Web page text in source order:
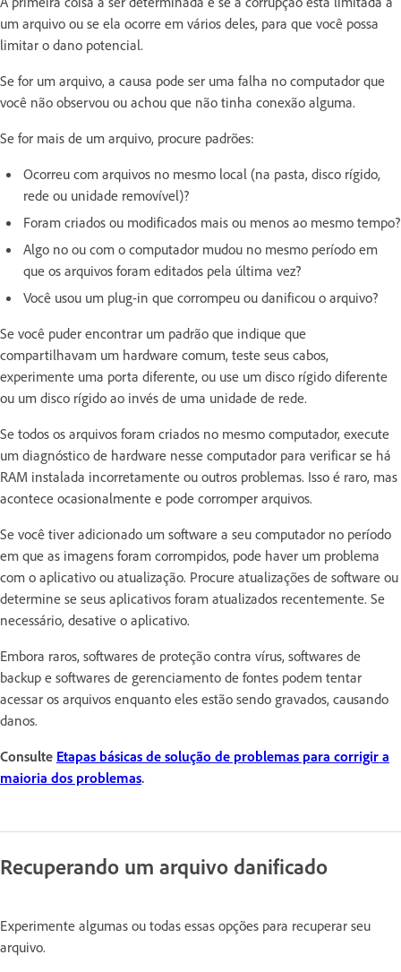
um arquivo ou se ela ocorre em vários deles, para que você possa
limitar o dano potencial.
Se for um arquivo, a causa pode ser uma falha no computador que
você não observou ou achou que não tinha conexão alguma.
Se for mais de um arquivo, procure padrões:
Ocorreu com arquivos no mesmo local (na pasta, disco rígido,
rede ou unidade removível)?
Foram criados ou modificados mais ou menos ao mesmo tempo?
Algo no ou com o computador mudou no mesmo período em
que os arquivos foram editados pela última vez?
Você usou um plug-in que corrompeu ou danificou o arquivo?
Se você puder encontrar um padrão que indique que
compartilhavam um hardware comum, teste seus cabos,
experimente uma porta diferente, ou use um disco rígido diferente
ou um disco rígido ao invés de uma unidade de rede.
Se todos os arquivos foram criados no mesmo computador, execute
um diagnóstico de hardware nesse computador para verificar se há
RAM instalada incorretamente ou outros problemas. Isso é raro, mas
acontece ocasionalmente e pode corromper arquivos.
Se você tiver adicionado um software a seu computador no período
em que as imagens foram corrompidos, pode haver um problema
com o aplicativo ou atualização. Procure atualizações de software ou
determine se seus aplicativos foram atualizados recentemente. Se
necessário, desative o aplicativo.
Embora raros, softwares de proteção contra vírus, softwares de
backup e softwares de gerenciamento de fontes podem tentar
acessar os arquivos enquanto eles estão sendo gravados, causando
danos.
Consulte Etapas básicas de solução de problemas para corrigir a
maioria dos problemas.
Recuperando um arquivo danificado
Experimente algumas ou todas essas opções para recuperar seu
arquivo.